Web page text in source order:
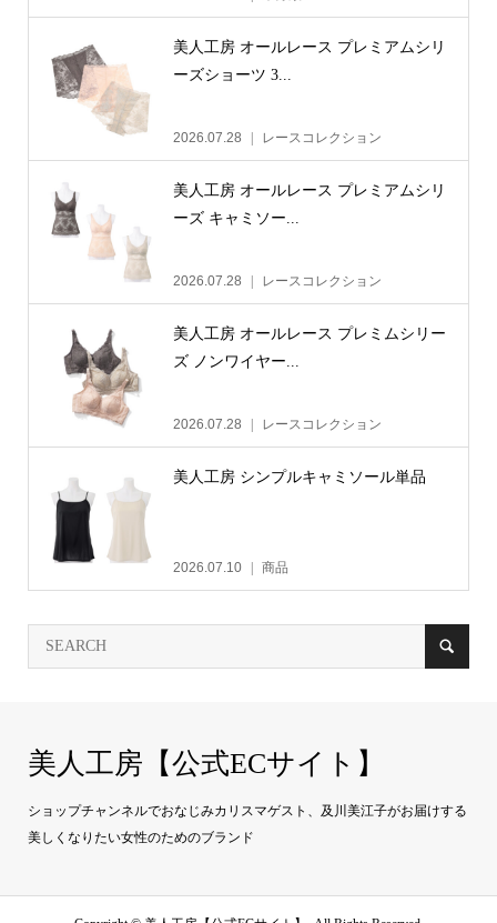
美人工房 オールレース プレミアムシリ
ーズショーツ 3...
2026.07.28 レースコレクション
美人工房 オールレース プレミアムシリ
ーズ キャミソー...
2026.07.28 レースコレクション
美人工房 オールレース プレミムシリー
ズ ノンワイヤー...
2026.07.28 レースコレクション
美人工房 シンプルキャミソール単品
2026.07.10 商品
美人工房【公式ECサイト】
ショップチャンネルでおなじみカリスマゲスト、及川美江子がお届けする
美しくなりたい女性のためのブランド